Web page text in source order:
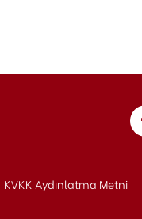
KVKK Aydınlatma Metni